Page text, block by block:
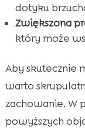
dotyku
Zwiększona
który może
Aby skutecznie
warto
zachowanie. W
powyższych